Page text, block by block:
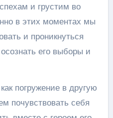
и грустим во
в этих моментах мы
и проникнуться
его выборы и
погружение в другую
почувствовать себя